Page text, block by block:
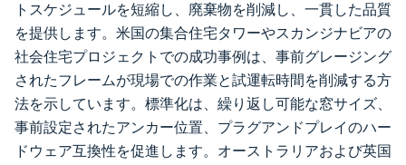
トスケジュールを短縮し、廃棄物を削減し、一貫した品質
を提供します。米国の集合住宅タワーやスカンジナビアの
社会住宅プロジェクトでの成功事例は、事前グレージング
されたフレームが現場での作業と試運転時間を削減する方
法を示しています。標準化は、繰り返し可能な窓サイズ、
事前設定されたアンカー位置、プラグアンドプレイのハー
ドウェア互換性を促進します。オーストラリアおよび英国